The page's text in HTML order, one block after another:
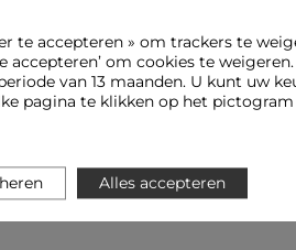
te accepteren » om trackers te
accepteren’ om cookies te
van 13 maanden. U kunt uw
pagina te klikken op het pictogram
Alles accepteren